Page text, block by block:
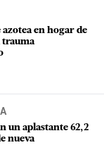
azotea en hogar de
trauma
un aplastante 62,2
nueva